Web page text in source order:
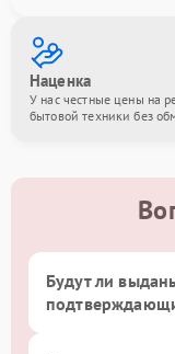
Наценка
У нас честные цены на
бытовой техники без
Будут ли